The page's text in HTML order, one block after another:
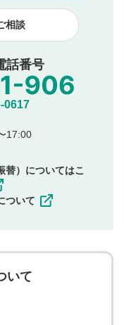
内容の投稿
投稿
を特定できる情報の
、広告・宣伝を目
の他の知的財産
投稿
更・削除はできま
とに同意します。利
ビスの広告・宣伝、
相談
話番号
0617
17:00
替）についてはこ
ついて
いて